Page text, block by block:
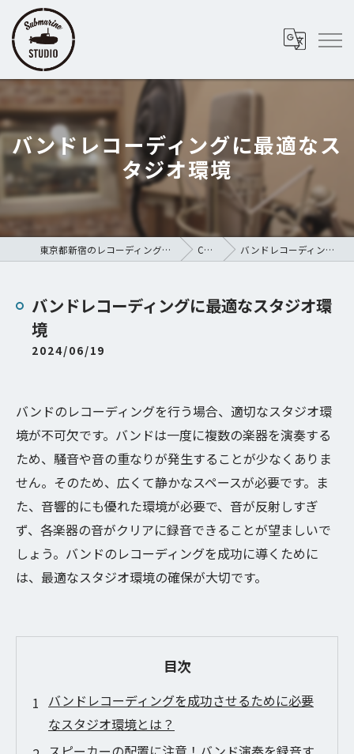
バンドレコーディングに最適なス
タジオ環境
東京都新宿のレコーディングスタジオならSubmarine STUDIO COLUMN バンドレコーディングに最適なスタジオ環境
バンドレコーディングに最適なスタジオ環
境
2024/06/19
バンドのレコーディングを行う場合、適切なスタジオ環
境が不可欠です。バンドは一度に複数の楽器を演奏する
ため、騒音や音の重なりが発生することが少なくありま
せん。そのため、広くて静かなスペースが必要です。ま
た、音響的にも優れた環境が必要で、音が反射しすぎ
ず、各楽器の音がクリアに録音できることが望ましいで
しょう。バンドのレコーディングを成功に導くために
は、最適なスタジオ環境の確保が大切です。
目次
バンドレコーディングを成功させるために必要
なスタジオ環境とは？